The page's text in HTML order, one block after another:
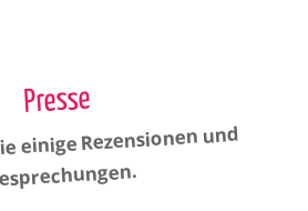
Presse
einige Rezensionen und